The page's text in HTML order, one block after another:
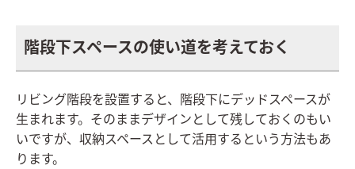
階段下スペースの使い道を考えておく
リビング階段を設置すると、階段下にデッドスペースが
生まれます。そのままデザインとして残しておくのもい
いですが、収納スペースとして活用するという方法もあ
ります。